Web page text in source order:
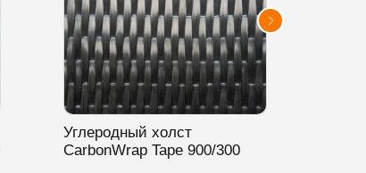
Углеродный холст
CarbonWrap Tape 900/300